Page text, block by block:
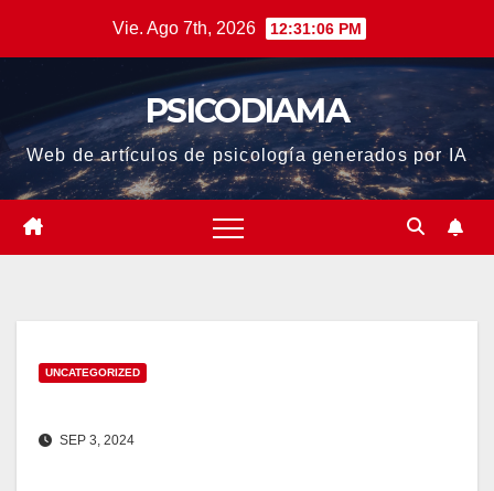
Vie. Ago 7th, 2026 12:31:07 PM
PSICODIAMA
Web de artículos de psicología generados por IA
UNCATEGORIZED
SEP 3, 2024